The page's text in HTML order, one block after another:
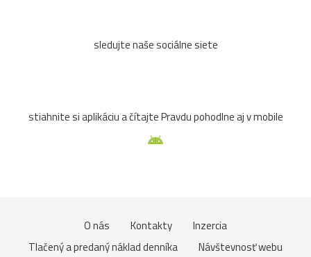
sledujte naše sociálne siete
stiahnite si aplikáciu a čítajte Pravdu pohodlne aj v mobile
O nás Kontakty
Inzercia
Tlačený a predaný náklad denníka
Návštevnosť webu